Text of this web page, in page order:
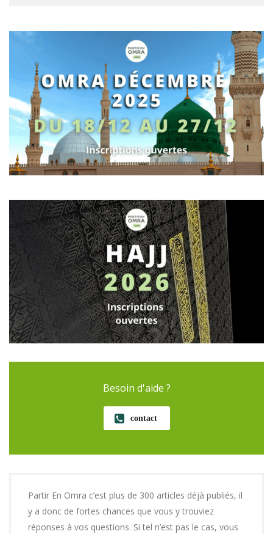
Besoin d'aide ?
contact
Partir En Omra c’est plus de 300 articles déjà publiés, il
y a donc de fortes chances que vous y trouviez
réponses à vos questions. Si tel n’est pas le cas, vous